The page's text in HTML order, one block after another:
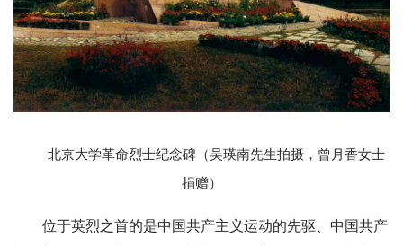
北京大学革命烈士纪念碑（吴瑛南先生拍摄，曾月香女士
捐赠）
位于英烈之首的是中国共产主义运动的先驱、中国共产